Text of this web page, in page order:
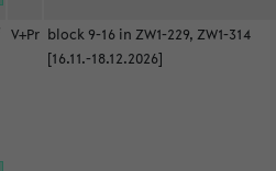
V+Pr block 9-16 in ZW1-229, ZW1-314
[16.11.-18.12.2026]